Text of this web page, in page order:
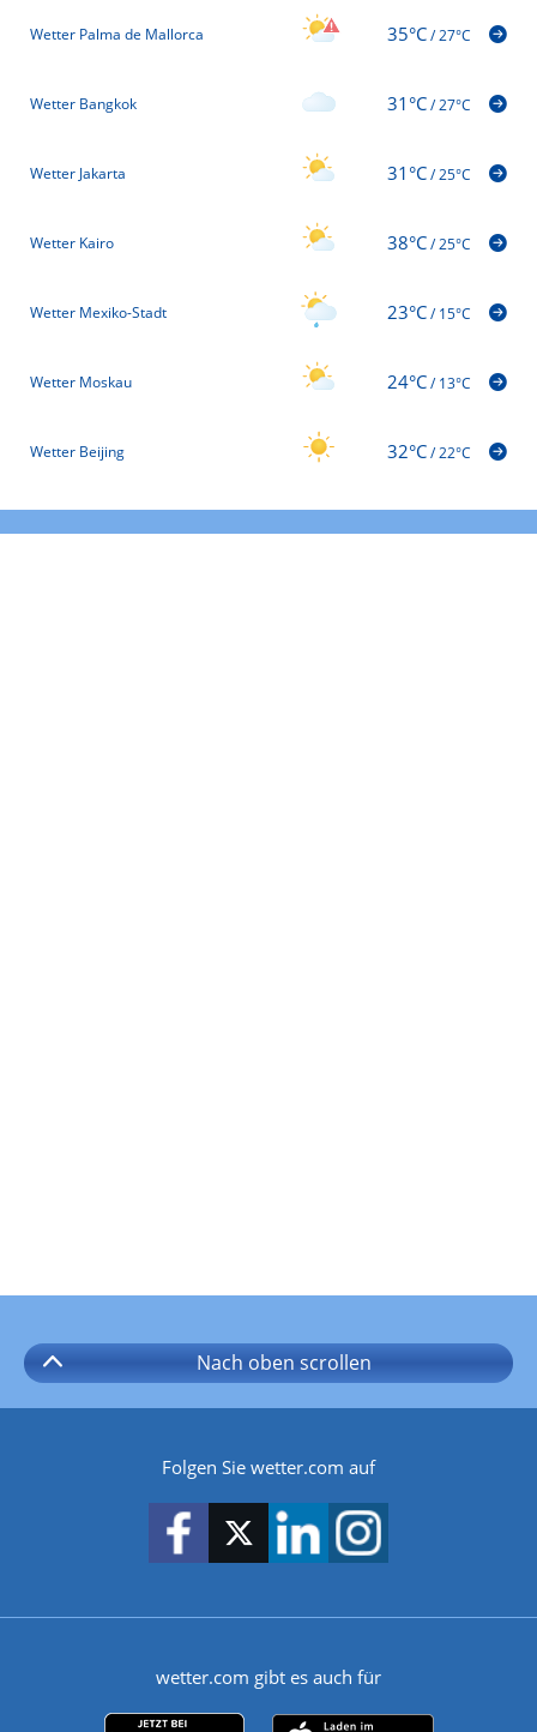
Wetter Palma de Mallorca 35°C/27°C
Wetter Bangkok 31°C/27°C
Wetter Jakarta 31°C/25°C
Wetter Kairo 38°C/25°C
Wetter Mexiko-Stadt 23°C/15°C
Wetter Moskau 24°C/13°C
Wetter Beijing 32°C/22°C
Nach oben scrollen
Folgen Sie wetter.com auf
wetter.com gibt es auch für